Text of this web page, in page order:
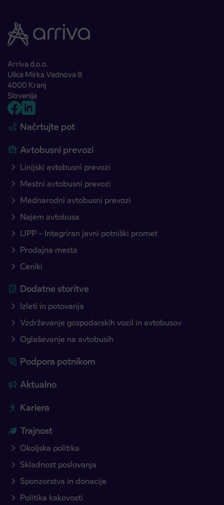
Arriva d.o.o.
Ulica Mirka Vadnova 8
4000 Kranj
Slovenija
Načrtujte pot
Avtobusni prevozi
Linijski avtobusni prevozi
Mestni avtobusni prevozi
Mednarodni avtobusni prevozi
Najem avtobusa
IJPP – Integriran javni potniški promet
Prodajna mesta
Ceniki
Dodatne storitve
Izleti in potovanja
Vzdrževanje gospodarskih vozil in avtobusov
Oglaševanje na avtobusih
Podpora potnikom
Aktualno
Kariera
Trajnost
Okoljska politika
Skladnost poslovanja
Sponzorstva in donacije
Politika kakovosti